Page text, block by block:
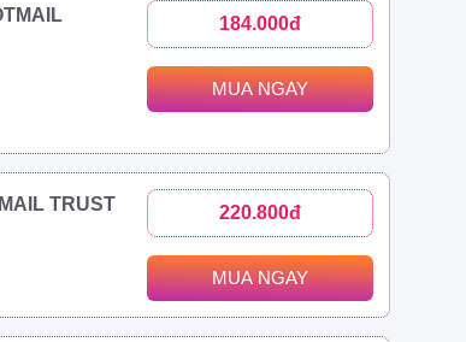
184.000đ
MUA NGAY
TRUST 220.800đ
MUA NGAY